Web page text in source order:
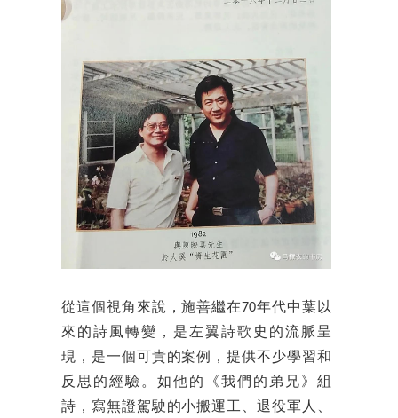
從這個視角來說，施善繼在70年代中葉以
來的詩風轉變，是左翼詩歌史的流脈呈
現，是一個可貴的案例，提供不少學習和
反思的經驗。如他的《我們的弟兄》組
詩，寫無證駕駛的小搬運工、退役軍人、